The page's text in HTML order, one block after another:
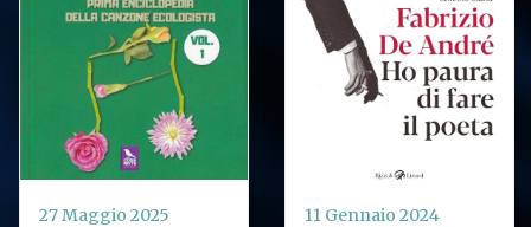
27 Maggio 2025 11 Gennaio 2024